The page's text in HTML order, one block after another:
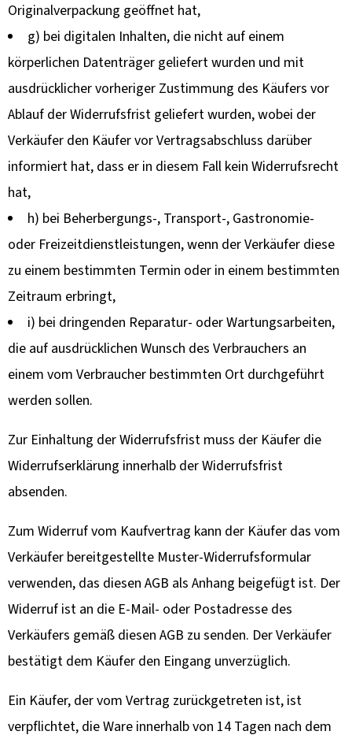
Originalverpackung geöffnet hat,
g) bei digitalen Inhalten, die nicht auf einem
körperlichen Datenträger geliefert wurden und mit
ausdrücklicher vorheriger Zustimmung des Käufers vor
Ablauf der Widerrufsfrist geliefert wurden, wobei der
Verkäufer den Käufer vor Vertragsabschluss darüber
informiert hat, dass er in diesem Fall kein Widerrufsrecht
hat,
h) bei Beherbergungs-, Transport-, Gastronomie-
oder Freizeitdienstleistungen, wenn der Verkäufer diese
zu einem bestimmten Termin oder in einem bestimmten
Zeitraum erbringt,
i) bei dringenden Reparatur- oder Wartungsarbeiten,
die auf ausdrücklichen Wunsch des Verbrauchers an
einem vom Verbraucher bestimmten Ort durchgeführt
werden sollen.
Zur Einhaltung der Widerrufsfrist muss der Käufer die
Widerrufserklärung innerhalb der Widerrufsfrist
absenden.
Zum Widerruf vom Kaufvertrag kann der Käufer das vom
Verkäufer bereitgestellte Muster-Widerrufsformular
verwenden, das diesen AGB als Anhang beigefügt ist. Der
Widerruf ist an die E-Mail- oder Postadresse des
Verkäufers gemäß diesen AGB zu senden. Der Verkäufer
bestätigt dem Käufer den Eingang unverzüglich.
Ein Käufer, der vom Vertrag zurückgetreten ist, ist
verpflichtet, die Ware innerhalb von 14 Tagen nach dem